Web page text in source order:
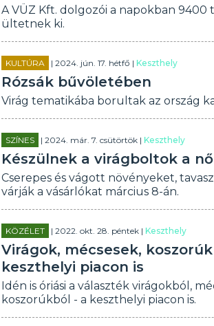
A VÜZ Kft. dolgozói a napokban 9400
ültetnek ki.
KULTÚRA | 2024. jún. 17. hétfő |Keszthely
Rózsák bűvöletében
Virág tematikába borultak az ország
SZÍNES | 2024. már. 7. csütörtök |Keszthely
Készülnek a virágboltok a
Cserepes és vágott növényeket,
várják a vásárlókat március 8-án.
KÖZÉLET | 2022. okt. 28. péntek |Keszthely
Virágok, mécsesek, koszorúk
keszthelyi piacon is
Idén is óriási a választék virágokból,
koszorúkból - a keszthelyi piacon is.